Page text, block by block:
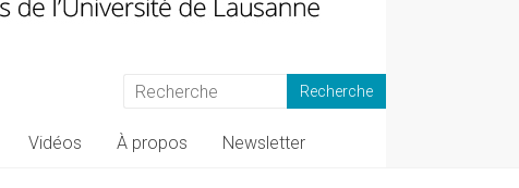
Vidéos À propos Newsletter